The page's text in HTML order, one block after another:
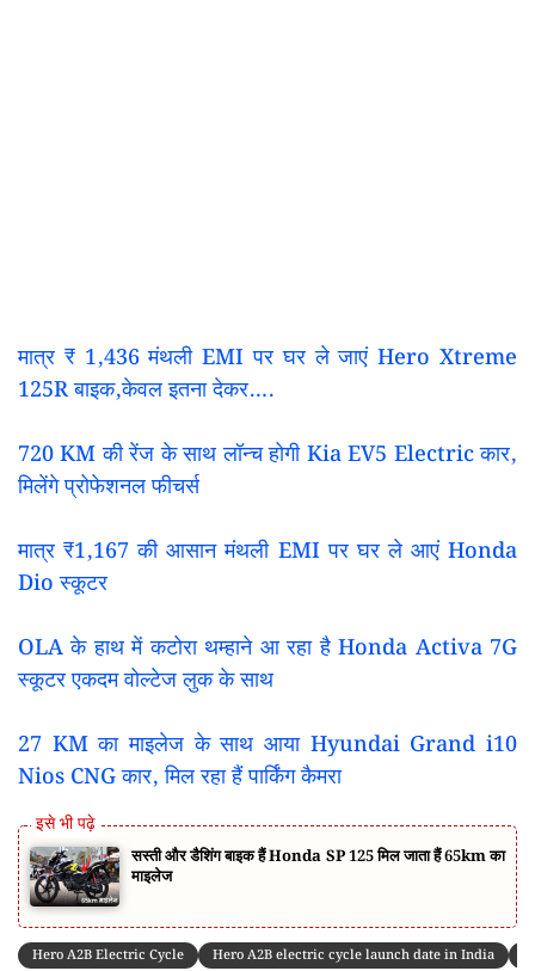
मात्र ₹ 1,436 मंथली EMI पर घर ले जाएं Hero Xtreme
125R बाइक,केवल इतना देकर….
720 KM की रेंज के साथ लॉन्च होगी Kia EV5 Electric कार,
मिलेंगे प्रोफेशनल फीचर्स
मात्र ₹1,167 की आसान मंथली EMI पर घर ले आएं Honda
Dio स्कूटर
OLA के हाथ में कटोरा थम्हाने आ रहा है Honda Activa 7G
स्कूटर एकदम वोल्टेज लुक के साथ
27 KM का माइलेज के साथ आया Hyundai Grand i10
Nios CNG कार, मिल रहा हैं पार्किंग कैमरा
सस्ती और डैशिंग बाइक हैं Honda SP 125 मिल जाता हैं 65km का
माइलेज
Hero A2B Electric Cycle Hero A2B electric cycle launch date in India